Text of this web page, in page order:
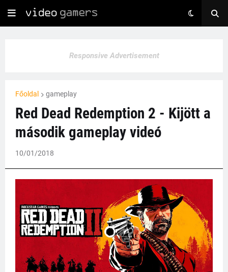
Responsive Advertisement
Főoldal gameplay
Red Dead Redemption 2 - Kijött a
második gameplay videó
10/01/2018